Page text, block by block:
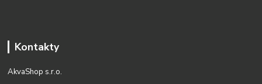
Kontakty
AkvaShop s.r.o.